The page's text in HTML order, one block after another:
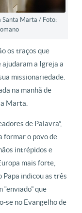
Santa Marta / Foto:
os traços que
ajudaram a Igreja a
missionariedade.
na manhã de
Marta.
de Palavra”,
formar o povo de
intrépidos e
mais forte,
Papa indicou as três
que
se no Evangelho de